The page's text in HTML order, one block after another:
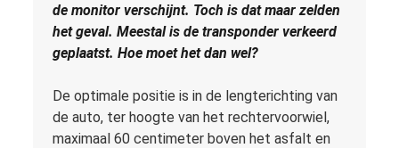
de monitor verschijnt. Toch is dat maar zelden
het geval. Meestal is de transponder verkeerd
geplaatst. Hoe moet het dan wel?
De optimale positie is in de lengterichting van
de auto, ter hoogte van het rechtervoorwiel,
maximaal 60 centimeter boven het asfalt en